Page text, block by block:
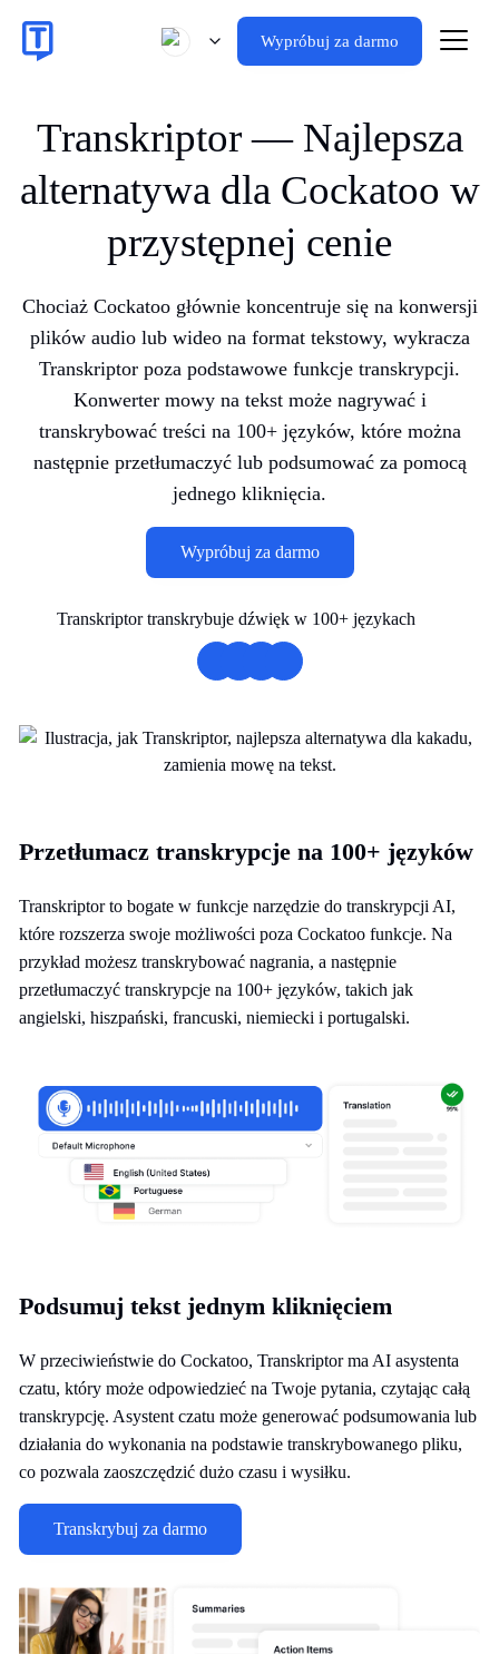
Wypróbuj za darmo
Transkriptor — Najlepsza
alternatywa dla Cockatoo w
przystępnej cenie
Chociaż Cockatoo głównie koncentruje się na konwersji
plików audio lub wideo na format tekstowy, wykracza
Transkriptor poza podstawowe funkcje transkrypcji.
Konwerter mowy na tekst może nagrywać i
transkrybować treści na 100+ języków, które można
następnie przetłumaczyć lub podsumować za pomocą
jednego kliknięcia.
Wypróbuj za darmo
Transkriptor transkrybuje dźwięk w 100+ językach
Przetłumacz transkrypcje na 100+ języków
Transkriptor to bogate w funkcje narzędzie do transkrypcji AI,
które rozszerza swoje możliwości poza Cockatoo funkcje. Na
przykład możesz transkrybować nagrania, a następnie
przetłumaczyć transkrypcje na 100+ języków, takich jak
angielski, hiszpański, francuski, niemiecki i portugalski.
Podsumuj tekst jednym kliknięciem
W przeciwieństwie do Cockatoo, Transkriptor ma AI asystenta
czatu, który może odpowiedzieć na Twoje pytania, czytając całą
transkrypcję. Asystent czatu może generować podsumowania lub
działania do wykonania na podstawie transkrybowanego pliku,
co pozwala zaoszczędzić dużo czasu i wysiłku.
Transkrybuj za darmo